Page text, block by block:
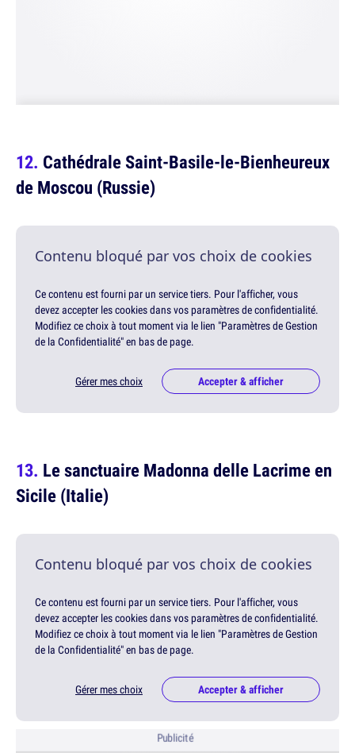
Cathédrale Saint-Basile-le-Bienheureux
de Moscou (Russie)
Contenu bloqué par vos choix de cookies
Ce contenu est fourni par un service tiers. Pour l'afficher, vous
devez accepter les cookies dans vos paramètres de confidentialité.
Modifiez ce choix à tout moment via le lien "Paramètres de Gestion
de la Confidentialité" en bas de page.
Gérer mes choix Accepter & afficher
Le sanctuaire Madonna delle Lacrime en
Sicile (Italie)
Contenu bloqué par vos choix de cookies
Ce contenu est fourni par un service tiers. Pour l'afficher, vous
devez accepter les cookies dans vos paramètres de confidentialité.
Modifiez ce choix à tout moment via le lien "Paramètres de Gestion
de la Confidentialité" en bas de page.
Gérer mes choix Accepter & afficher
Publicité